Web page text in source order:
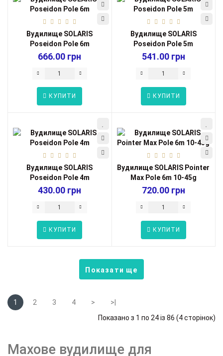
Вудилище SOLARIS
Poseidon Pole 6m
666.00 грн
КУПИТИ
Вудилище SOLARIS
Poseidon Pole 5m
541.00 грн
КУПИТИ
Вудилище SOLARIS
Poseidon Pole 4m
430.00 грн
КУПИТИ
Вудилище SOLARIS Pointer
Max Pole 6m 10-45g
720.00 грн
КУПИТИ
Показати ще
1 2 3 4 >
>|
Показано з 1 по 24 із 86 (4 сторінок)
Махове вудилище для